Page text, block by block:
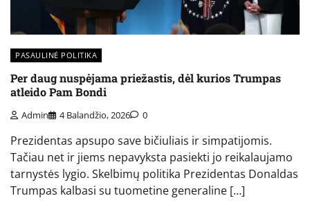
PASAULINĖ POLITIKA
Per daug nuspėjama priežastis, dėl kurios Trumpas
atleido Pam Bondi
Admin 4 Balandžio, 2026 0
Prezidentas apsupo save bičiuliais ir simpatijomis.
Tačiau net ir jiems nepavyksta pasiekti jo reikalaujamo
tarnystės lygio. Skelbimų politika Prezidentas Donaldas
Trumpas kalbasi su tuometine generaline […]